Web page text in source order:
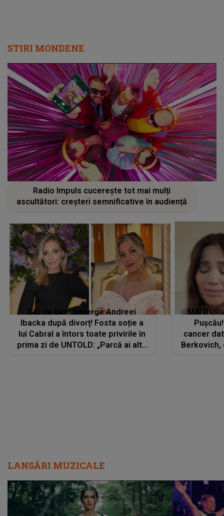
STIRI MONDENE
Radio Impuls cucerește tot mai mulți
ascultători: creșteri semnificative în audiență
Cât de bine îi merge Andreei
Ibacka după divorț! Fosta soție a
lui Cabral a întors toate privirile în
prima zi de UNTOLD: „Parcă ai altă
cancer
Berkovich,
LANSĂRI MUZICALE